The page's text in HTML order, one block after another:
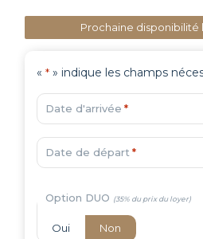
Prochaine disponibilité
« * » indique les champs
Date d'arrivée *
Date de départ *
Option DUO
Oui Non